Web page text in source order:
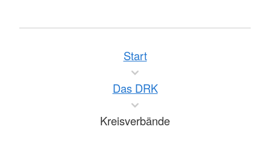
Start
Das DRK
Kreisverbände